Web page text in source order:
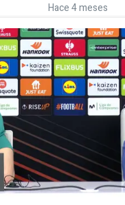
Hace 4 meses